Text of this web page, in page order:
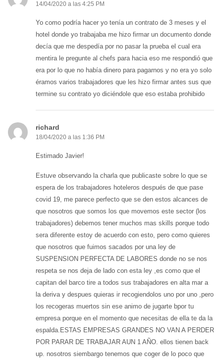
14/04/2020 a las 4:25 PM
Yo como podría hacer yo tenía un contrato de 3 meses y el
hotel donde yo trabajaba me hizo firmar un documento donde
decía que me despedía por no pasar la prueba el cual era
mentira le pregunte al chefs para hacia eso me respondió que
era por lo que no había dinero para pagarnos y no era yo solo
éramos varios trabajadores que les hizo firmar antes sus que
termine su contrato yo diciéndole que eso estaba prohibido
richard
18/04/2020 a las 1:36 PM
Estimado Javier!
Estuve observando la charla que publicaste sobre lo que se
espera de los trabajadores hoteleros después de que pase
covid 19, me parece perfecto que se den estos alcances de
que nosotros que somos los que movemos este sector (los
trabajadores) debemos tener muchos mas skills porque todo
sera diferente estoy de acuerdo con esto, pero como quieres
que nosotros que fuimos sacados por una ley de
SUSPENSION PERFECTA DE LABORES donde no se nos
respeta se nos deja de lado con esta ley ,es como que el
capitan del barco tire a todos sus trabajadores en alta mar a
la deriva y despues quieras ir recogiendolos uno por uno ,pero
los recogeras muertos sin ese animo de jugarte bpor tu
empresa porque en el momento que necesitas de ella te da la
espalda.ESTAS EMPRESAS GRANDES NO VAN A PERDER
POR PARAR DE TRABAJAR AUN 1 AÑO. ellos tienen back
up. nosotros siembargo tenemos que coger de lo poco que